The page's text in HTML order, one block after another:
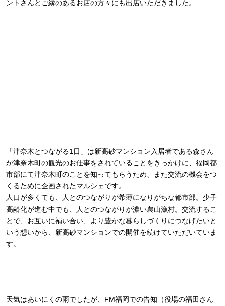
ントさんとご縁のあるお店の方々にも出店いただきました。
「津奈木とつながる1日」は新高砂マンション入居者である森さん
が津奈木町の観光のお仕事をされていることをきっかけに、福岡都
市部にて津奈木町のことを知ってもらうため、また交流の機会をつ
くるために企画されたマルシェです。
人口が多くても、人とのつながりが希薄になりがちな都市部。少子
高齢化が進む中でも、人とのつながりが濃い農山漁村。交流するこ
とで、お互いに補い合い、より豊かな暮らしづくりにつなげたいと
いう想いから、新高砂マンションでの開催を続けていただいていま
す。
天気はあいにくの雨でしたが、FM福岡での告知（役場の福田さん